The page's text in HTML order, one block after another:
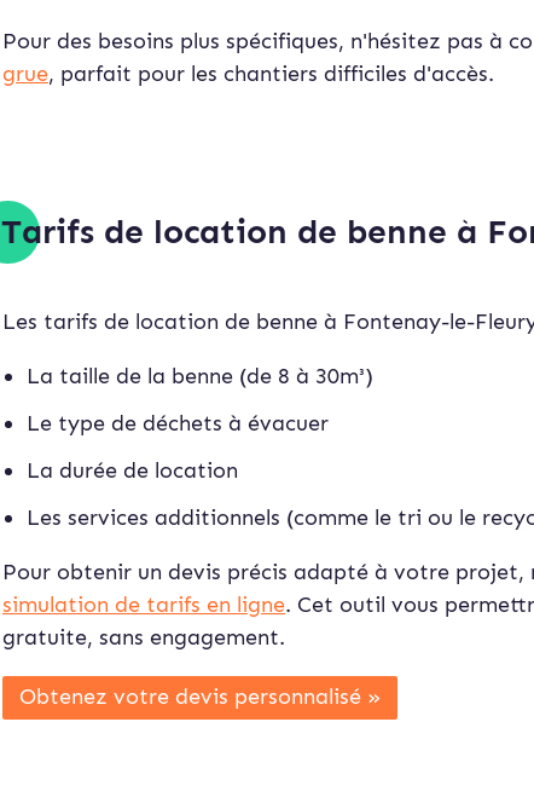
Pour des besoins plus spécifiques, n'hésitez pas à
grue, parfait pour les chantiers difficiles d'accès.
Tarifs de location de benne à
Les tarifs de location de benne à Fontenay-le-
La taille de la benne (de 8 à 30m³)
Le type de déchets à évacuer
La durée de location
Les services additionnels (comme le tri ou le
Pour obtenir un devis précis adapté à votre
simulation de tarifs en ligne. Cet outil vous
gratuite, sans engagement.
Obtenez votre devis personnalisé »